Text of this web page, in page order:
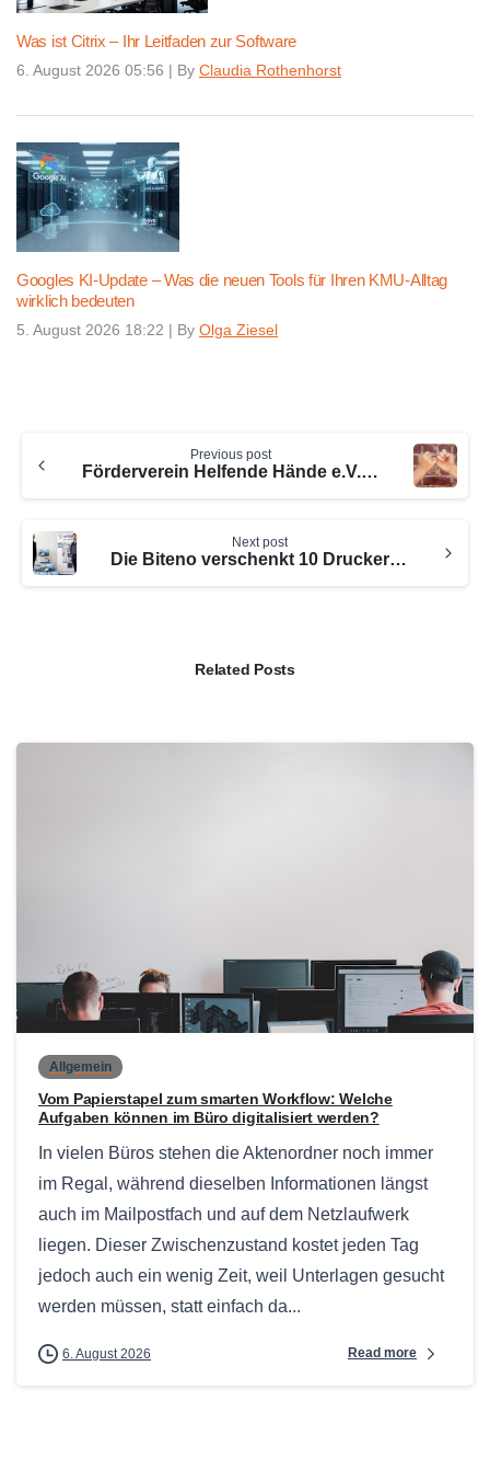
Was ist Citrix – Ihr Leitfaden zur Software
6. August 2026 05:56 | By Claudia Rothenhorst
Googles KI-Update – Was die neuen Tools für Ihren KMU-Alltag
wirklich bedeuten
5. August 2026 18:22 | By Olga Ziesel
Reading
Previous post
Förderverein Helfende Hände e.V. Stuttgart
Next post
Die Biteno verschenkt 10 Drucker an die Fazit GmbH
Related Posts
0
Allgemein
Vom Papierstapel zum smarten Workflow: Welche
Aufgaben können im Büro digitalisiert werden?
In vielen Büros stehen die Aktenordner noch immer
im Regal, während dieselben Informationen längst
auch im Mailpostfach und auf dem Netzlaufwerk
liegen. Dieser Zwischenzustand kostet jeden Tag
jedoch auch ein wenig Zeit, weil Unterlagen gesucht
werden müssen, statt einfach da...
6. August 2026 Read more